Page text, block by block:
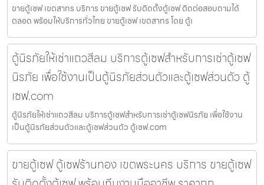
ขายตู้เซฟ เขตสาทร บริการ ขายตู้เซฟ รับติดตั้งตู้เซฟ ติดต่อสอบถามได้
ตลอด พร้อมให้บริการทั่วไทย ขายตู้เซฟ เขตสาทร โดย ตู้เ
ตู้นิรภัยให้เช่าแถวสีลม บริการตู้เซฟสำหรับการเช่าตู้เซฟ
นิรภัย เพื่อใช้งานเป็นตู้นิรภัยส่วนตัวและตู้เซฟส่วนตัว ตู้
เซฟ.com
ตู้นิรภัยให้เช่าแถวสีลม บริการตู้เซฟสำหรับการเช่าตู้เซฟนิรภัย เพื่อใช้งาน
เป็นตู้นิรภัยส่วนตัวและตู้เซฟส่วนตัว ตู้เซฟ.com
ขายตู้เซฟ ตู้เซฟร้านทอง เขตพระนคร บริการ ขายตู้เซฟ